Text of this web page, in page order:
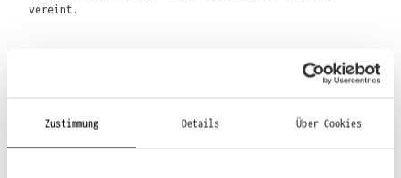
Zustimmung Details Über Cookies
vereint.
70% Baumwolle, 30% Polyester